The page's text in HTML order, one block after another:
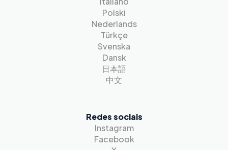
Polski
Nederlands
Türkçe
Svenska
Dansk
日本語
中文
Redes sociais
Instagram
Facebook